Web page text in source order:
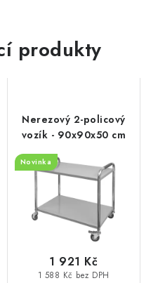
produkty
Nerezový 2-policový
vozík - 90x90x50 cm
Novinka
1 588 Kč bez DPH
1 921 Kč